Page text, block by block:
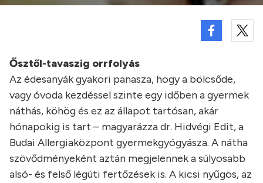
Ősztől-tavaszig orrfolyás
Az édesanyák gyakori panasza, hogy a bölcsőde,
vagy óvoda kezdéssel szinte egy időben a gyermek
náthás, köhög és ez az állapot tartósan, akár
hónapokig is tart – magyarázza dr. Hidvégi Edit, a
Budai Allergiaközpont gyermekgyógyásza. A nátha
szövődményeként aztán megjelennek a súlyosabb
alsó- és felső légúti fertőzések is. A kicsi nyűgös, az